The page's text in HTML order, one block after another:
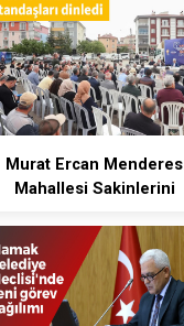
Murat Ercan Menderes
Mahallesi Sakinlerini